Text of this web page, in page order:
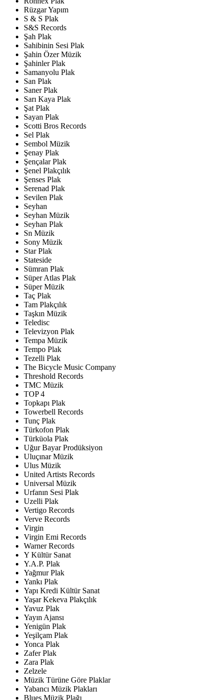
Rüzgar Yapım
S & S Plak
S&S Records
Şah Plak
Sahibinin Sesi Plak
Şahin Özer Müzik
Şahinler Plak
Samanyolu Plak
San Plak
Saner Plak
Sarı Kaya Plak
Şat Plak
Sayan Plak
Scotti Bros Records
Sel Plak
Sembol Müzik
Şenay Plak
Şençalar Plak
Şenel Plakçılık
Şenses Plak
Serenad Plak
Sevilen Plak
Seyhan
Seyhan Müzik
Seyhan Plak
Sn Müzik
Sony Müzik
Star Plak
Stateside
Sümran Plak
Süper Atlas Plak
Süper Müzik
Taç Plak
Tam Plakçılık
Taşkın Müzik
Teledisc
Televizyon Plak
Tempa Müzik
Tempo Plak
Tezelli Plak
The Bicycle Music Company
Threshold Records
TMC Müzik
TOP 4
Topkapı Plak
Towerbell Records
Tunç Plak
Türkofon Plak
Türküola Plak
Uğur Bayar Prodüksiyon
Uluçınar Müzik
Ulus Müzik
United Artists Records
Universal Müzik
Urfanın Sesi Plak
Uzelli Plak
Vertigo Records
Verve Records
Virgin
Virgin Emi Records
Warner Records
Y Kültür Sanat
Y.A.P. Plak
Yağmur Plak
Yankı Plak
Yapı Kredi Kültür Sanat
Yaşar Kekeva Plakçılık
Yavuz Plak
Yayın Ajansı
Yenigün Plak
Yeşilçam Plak
Yonca Plak
Zafer Plak
Zara Plak
Zelzele
Müzik Türüne Göre Plaklar
Yabancı Müzik Plakları
Blues Müzik Plağı